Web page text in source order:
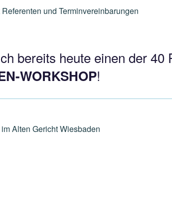
und Terminvereinbarungen
bereits heute einen der 40
WORKSHOP!
im Alten Gericht Wiesbaden